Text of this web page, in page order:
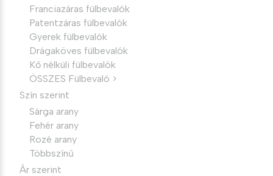
Franciazáras fülbevalók
Patentzáras fülbevalók
Gyerek fülbevalók
Drágaköves fülbevalók
Kő nélküli fülbevalók
ÖSSZES Fülbevaló >
Szín szerint
Sárga arany
Fehér arany
Rozé arany
Többszínű
Ár szerint